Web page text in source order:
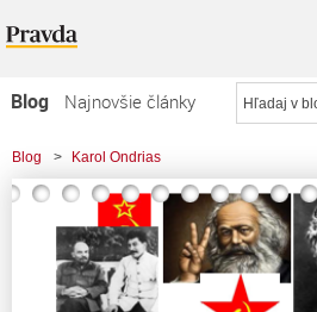
Blog
Najnovšie články
Najčítanejšie články
Najkomentovanejšie články
Zoznam blogov
Komerčné blogy
Blog > Karol Ondrias